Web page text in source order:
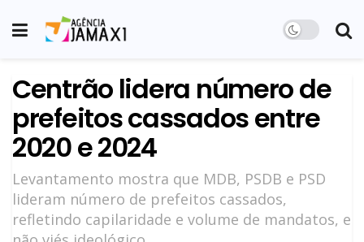
Centrão lidera número de
prefeitos cassados entre
2020 e 2024
Levantamento mostra que MDB, PSDB e PSD
lideram número de prefeitos cassados,
refletindo capilaridade e volume de mandatos, e